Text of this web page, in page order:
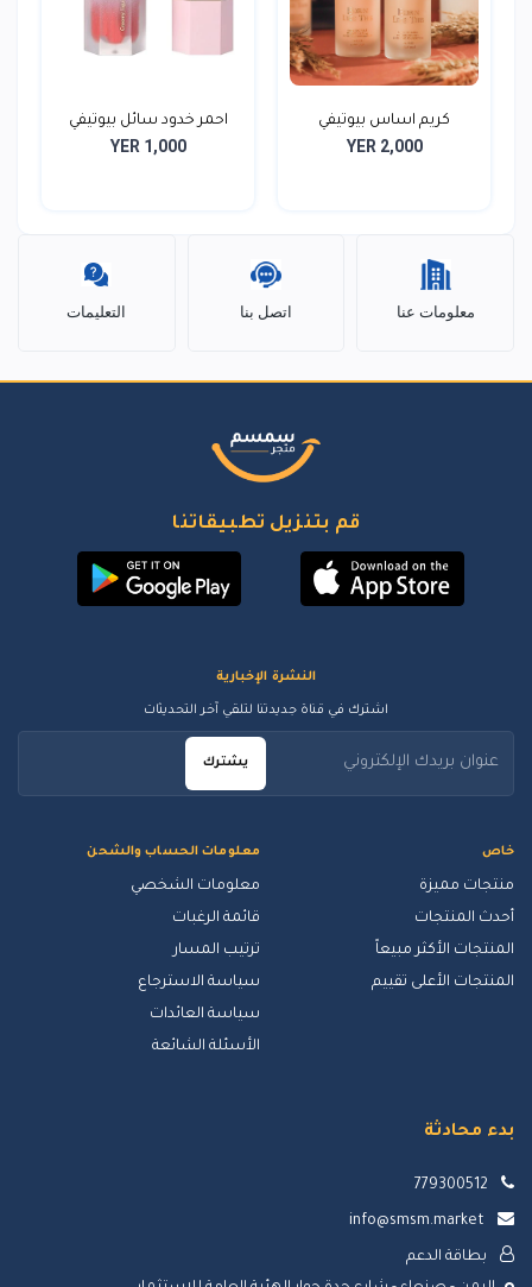
كريم اساس بيوتيفي
YER 2,000
احمر خدود سائل بيوتيفي
YER 1,000
معلومات عنا اتصل بنا التعليمات
قم بتنزيل تطبيقاتنا
خاص
منتجات مميزة
أحدث المنتجات
المنتجات الأكثر مبيعاً
المنتجات الأعلى تقييم
معلومات الحساب والشحن
معلومات الشخصي
قائمة الرغبات
ترتيب المسار
سياسة الاسترجاع
سياسة العائدات
الأسئلة الشائعة
النشرة الإخبارية
اشترك في قناة جديدتنا لتلقي آخر التحديثات
يشترك
بدء محادثة
779300512
info@smsm.market
بطاقة الدعم